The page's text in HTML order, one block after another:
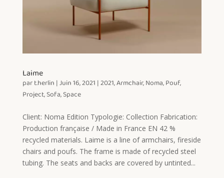
Laime
part.herlin |Juin 16, 2021 |2021,Armchair,Noma,Pouf,
Project,Sofa,Space
Client: Noma Edition Typologie: Collection Fabrication:
Production française / Made in France EN 42 %
recycled materials. Laime is a line of armchairs, fireside
chairs and poufs. The frame is made of recycled steel
tubing. The seats and backs are covered by untinted...